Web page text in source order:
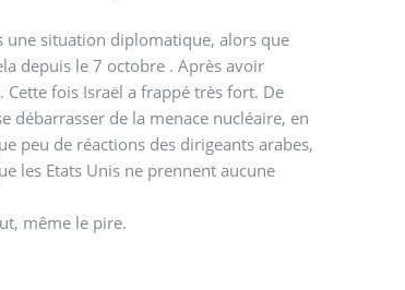
une situation diplomatique, alors que
depuis le 7 octobre . Après avoir
fois Israël a frappé très fort. De
débarrasser de la menace nucléaire, en
peu de réactions des dirigeants arabes,
les Etats Unis ne prennent aucune
même le pire.